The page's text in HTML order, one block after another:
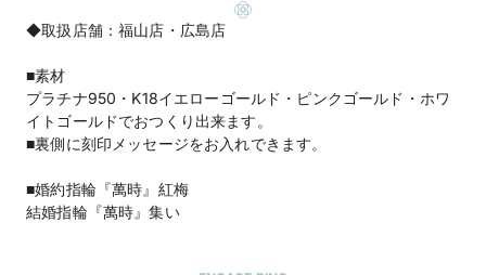
◆取扱店舗：福山店・広島店
■素材
プラチナ950・K18イエローゴールド・ピンクゴールド・ホワ
イトゴールドでおつくり出来ます。
■裏側に刻印メッセージをお入れできます。
■婚約指輪『萬時』紅梅
結婚指輪『萬時』集い